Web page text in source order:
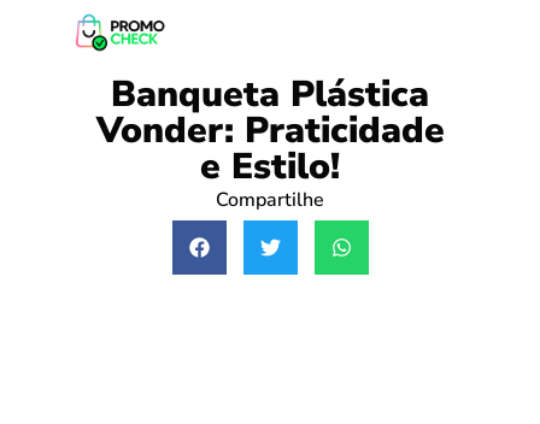
Banqueta Plástica
Vonder: Praticidade
e Estilo!
Compartilhe